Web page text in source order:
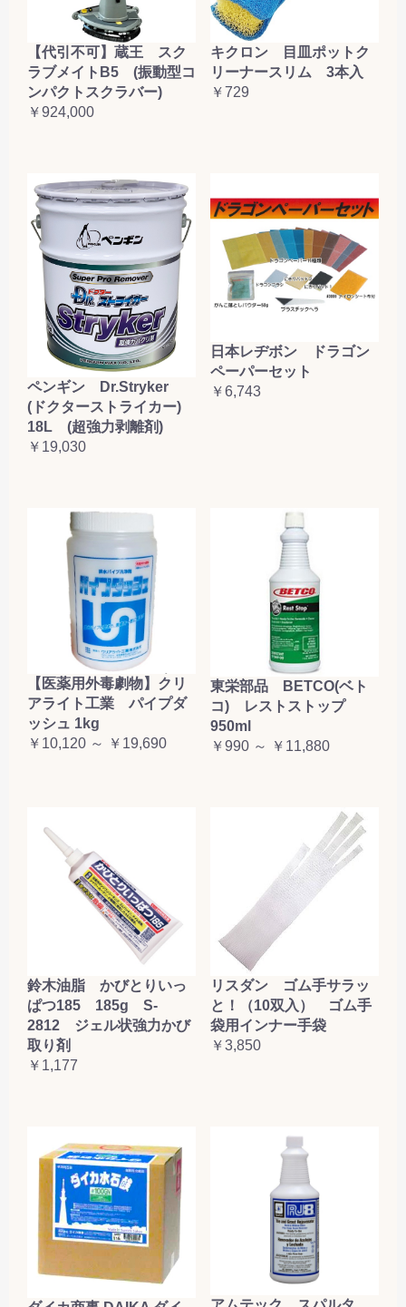
【代引不可】蔵王 スク
ラブメイトB5 (振動型コ
ンパクトスクラバー)
￥924,000
キクロン 目皿ポットク
リーナースリム 3本入
￥729
ペンギン Dr.Stryker
(ドクターストライカー)
18L (超強力剥離剤)
￥19,030
日本レヂボン ドラゴン
ペーパーセット
￥6,743
【医薬用外毒劇物】クリ
アライト工業 パイプダ
ッシュ 1kg
￥10,120 ～ ￥19,690
東栄部品 BETCO(ベト
コ) レストストップ
950ml
￥990 ～ ￥11,880
鈴木油脂 かびとりいっ
ぱつ185 185g S-
2812 ジェル状強力かび
取り剤
￥1,177
リスダン ゴム手サラッ
と！（10双入） ゴム手
袋用インナー手袋
￥3,850